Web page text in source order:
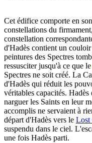
Cet édifice comporte en
constellations du
constellation
d'Hadès contient un
peintures des Spectres
ressusciter jusqu'à ce que le
Spectres ne soit créé. La
d'Hadès qui réduit les
véritables capacités.
narguer les Saints en leur
accomplis ne servaient à
départ d'Hadès vers le Lost
suspendu dans le ciel.
une fois Hadès parti.